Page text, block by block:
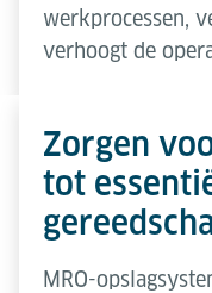
werkprocessen,
verhoogt de
Zorgen
tot
MRO-